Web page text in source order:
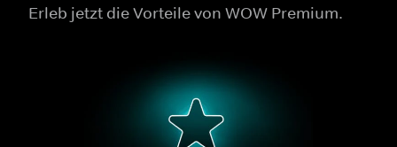
Erleb jetzt die Vorteile von WOW Premium.